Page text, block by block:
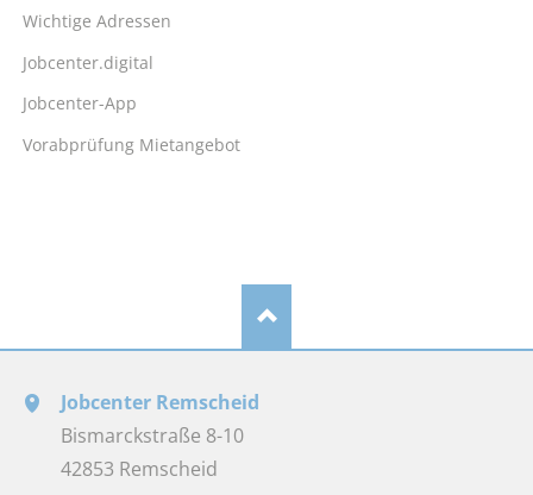
Wichtige Adressen
Jobcenter.digital
Jobcenter-App
Vorabprüfung Mietangebot
Jobcenter Remscheid
Bismarckstraße 8-10
42853 Remscheid